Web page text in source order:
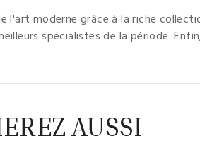
moderne grâce à la riche
spécialistes de la période.
AUSSI